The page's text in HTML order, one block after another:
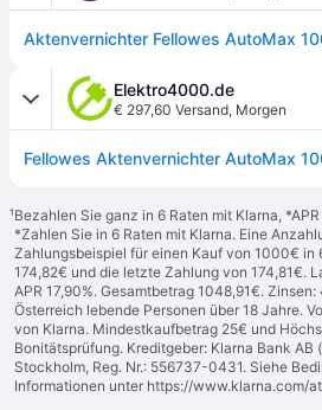
Elektro4000.de
€ 297,60 Versand, Morgen
¹Bezahlen Sie ganz in 6 Raten mit Klarna, *APR
*Zahlen Sie in 6 Raten mit Klarna. Eine
Zahlungsbeispiel für einen Kauf von 1000€ in
174,82€ und die letzte Zahlung von 174,81€.
APR 17,90%. Gesamtbetrag 1048,91€.
Österreich lebende Personen über 18 Jahre.
von Klarna. Mindestkaufbetrag 25€ und
Bonitätsprüfung. Kreditgeber: Klarna Bank AB
Stockholm, Reg. Nr.: 556737-0431. Siehe
Informationen unter https://www.klarna.com/